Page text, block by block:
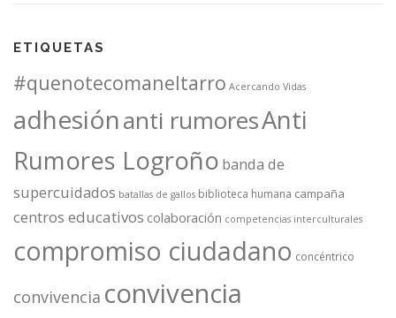
ETIQUETAS
#quenotecomaneltarro Acercando Vidas
adhesiónanti rumoresAnti
Rumores Logroño banda de
supercuidados batallas de gallos biblioteca humana campaña
centros educativos colaboración competencias interculturales
compromiso ciudadano concéntrico
convivencia convivencia